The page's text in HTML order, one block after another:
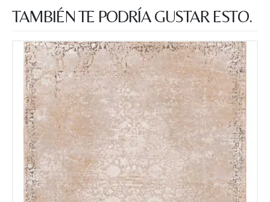
TAMBIÉN TE PODRÍA GUSTAR ESTO.
Teléfono
Correo electronico*
Tu mensaje.